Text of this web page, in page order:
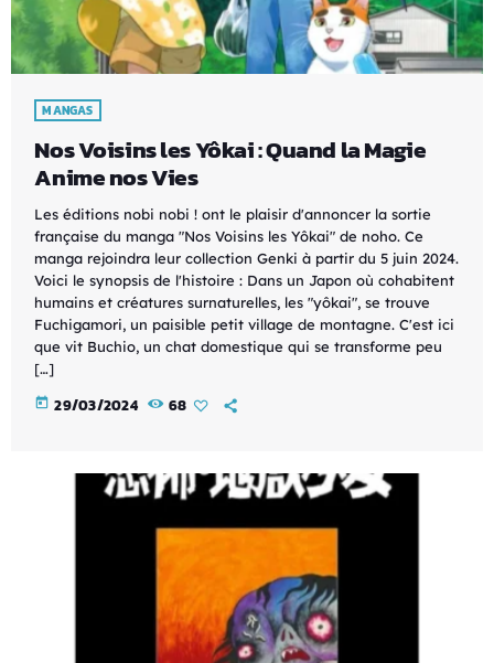
MANGAS
Nos Voisins les Yôkai : Quand la Magie
Anime nos Vies
Les éditions nobi nobi ! ont le plaisir d'annoncer la sortie
française du manga "Nos Voisins les Yôkai" de noho. Ce
manga rejoindra leur collection Genki à partir du 5 juin 2024.
Voici le synopsis de l'histoire : Dans un Japon où cohabitent
humains et créatures surnaturelles, les "yôkai", se trouve
Fuchigamori, un paisible petit village de montagne. C'est ici
que vit Buchio, un chat domestique qui se transforme peu
[…]
today 29/03/2024 68